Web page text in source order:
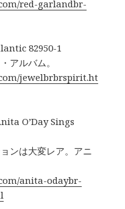
red-garlandbr-
82950-1
アルバム。
jewelbrbrspirit.ht
O’Day Sings
ンは大変レア。アニ
anita-odaybr-